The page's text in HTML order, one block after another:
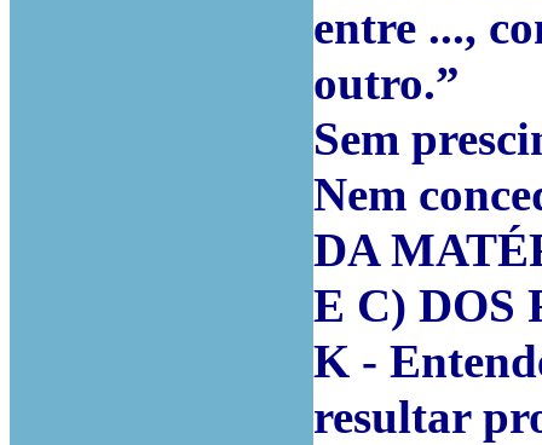
entre ...,
outro.”
Sem
Nem
DA
E C) DOS
K -
resultar